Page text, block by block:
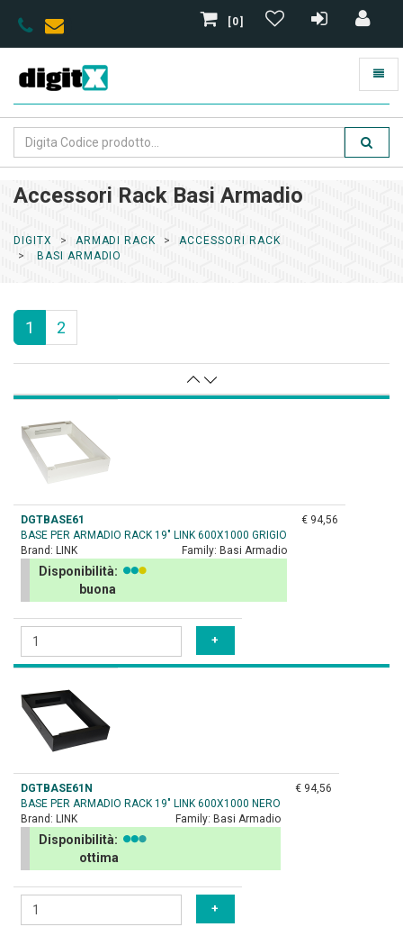
[0]
Accessori Rack Basi Armadio
DIGITX ARMADI RACK
ACCESSORI RACK
BASI ARMADIO
1 2
DGTBASE61
BASE PER ARMADIO RACK 19" LINK 600X1000 GRIGIO
Brand: LINK Family: Basi Armadio
Disponibilità:
buona
€ 94,56
DGTBASE61N
BASE PER ARMADIO RACK 19" LINK 600X1000 NERO
Brand: LINK Family: Basi Armadio
Disponibilità:
ottima
€ 94,56